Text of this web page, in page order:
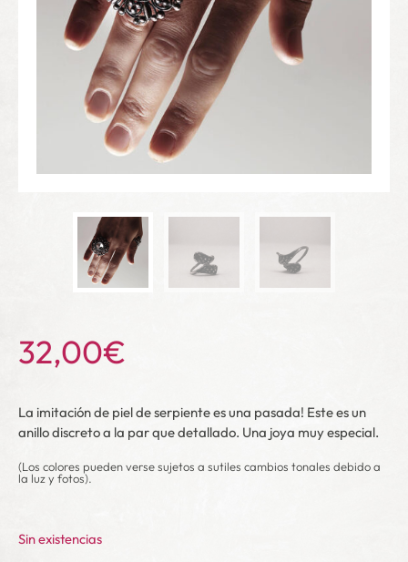
32,00€
La imitación de piel de serpiente es una pasada! Este es un
anillo discreto a la par que detallado. Una joya muy especial.
(Los colores pueden verse sujetos a sutiles cambios tonales debido a
la luz y fotos).
Sin existencias